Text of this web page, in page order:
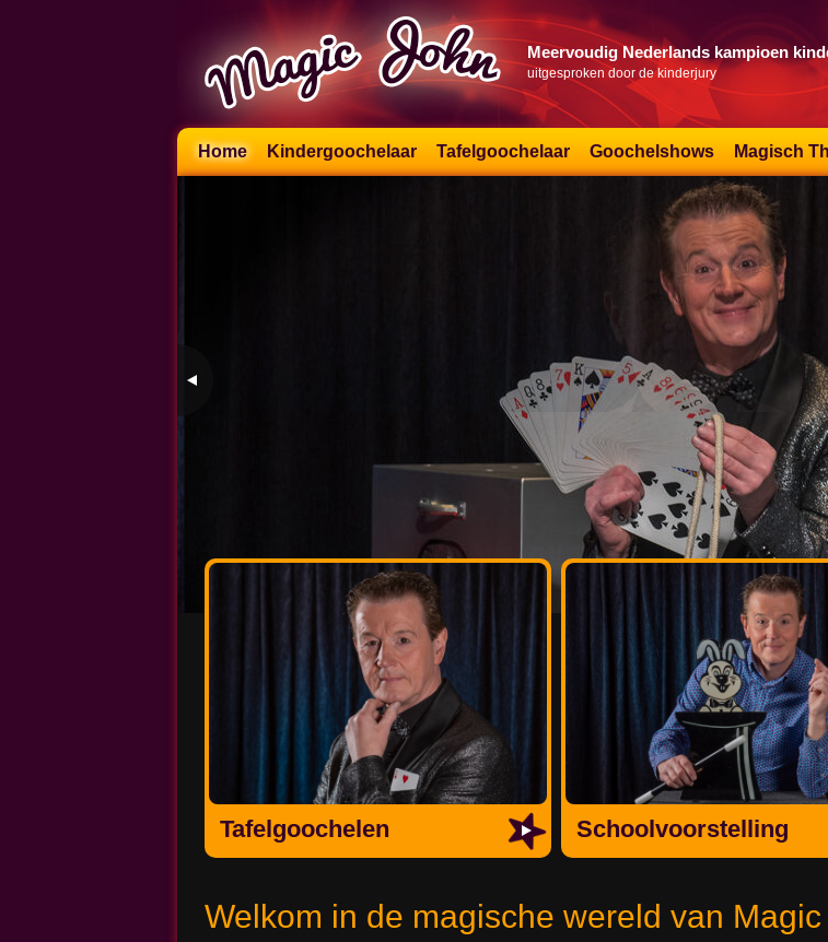
Meervoudig Nederlands kampioen
uitgesproken door de kinderjury
Skip
to
Home Kindergoochelaar Tafelgoochelaar Goochelshows Magisch
Tafelgoochelen Schoolvoorstelling
Welkom in de magische wereld van Magic